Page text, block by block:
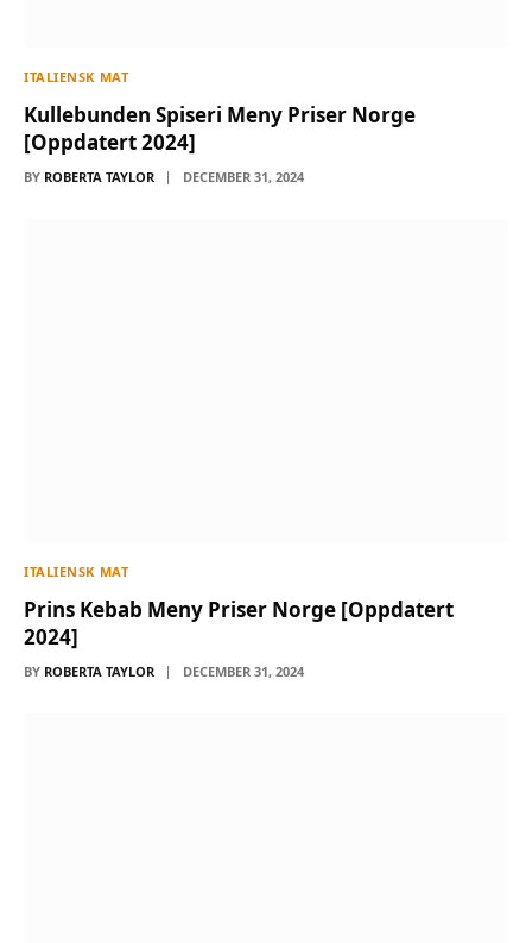
ITALIENSK MAT
Kullebunden Spiseri Meny Priser Norge
[Oppdatert 2024]
BY ROBERTA TAYLOR DECEMBER 31, 2024
ITALIENSK MAT
Prins Kebab Meny Priser Norge [Oppdatert
2024]
BY ROBERTA TAYLOR DECEMBER 31, 2024